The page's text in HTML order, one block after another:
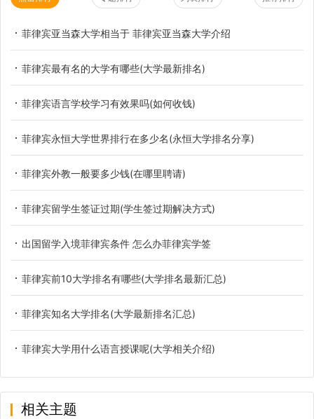
菲律宾亚当森大学相当于 菲律宾亚当森大学介绍
菲律宾最有名的大学有哪些(大学最新排名)
菲律宾语言学校学习有效果吗(如何收钱)
菲律宾永恒大学世界排行在多少名(永恒大学排名分享)
菲律宾外教一般要多少钱(在哪里聘请)
菲律宾留学生签证过期(学生签过期解决方式)
出国留学入境菲律宾条件 怎么办菲律宾学签
菲律宾前10大学排名有哪些(大学排名最新汇总)
菲律宾知名大学排名(大学最新排名汇总)
菲律宾大学用什么语言授课呢(大学相关介绍)
相关主题